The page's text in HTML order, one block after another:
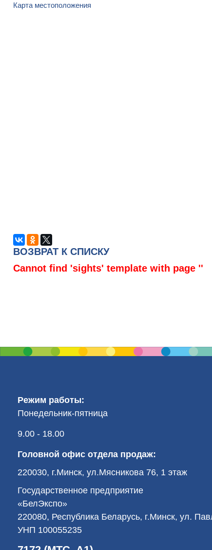
Карта местоположения
ВОЗВРАТ К СПИСКУ
Cannot find 'sights' template with page ''
Режим работы:
Понедельник-пятница
9.00 - 18.00
Головной офис отдела продаж:
220030, г.Минск, ул.Мясникова 76, 1 этаж
Государственное предприятие
«БелЭкспо»
220080, Республика Беларусь, г.Минск, ул.
УНП 100055235